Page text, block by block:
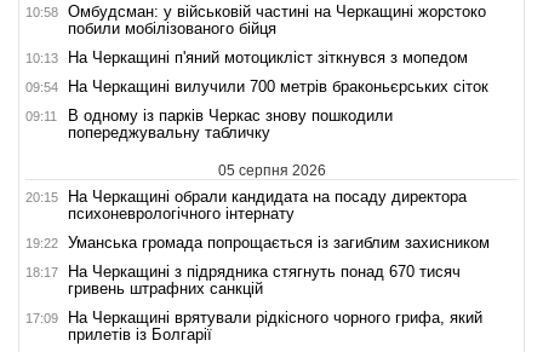
10:58
Омбудсман: у військовій частині на Черкащині жорстоко
побили мобілізованого бійця
10:13 На Черкащині п'яний мотоцикліст зіткнувся з мопедом
09:54 На Черкащині вилучили 700 метрів браконьєрських сіток
09:11
В одному із парків Черкас знову пошкодили
попереджувальну табличку
05 серпня 2026
20:15
На Черкащині обрали кандидата на посаду директора
психоневрологічного інтернату
19:22 Уманська громада попрощається із загиблим захисником
18:17
На Черкащині з підрядника стягнуть понад 670 тисяч
гривень штрафних санкцій
17:09
На Черкащині врятували рідкісного чорного грифа, який
прилетів із Болгарії